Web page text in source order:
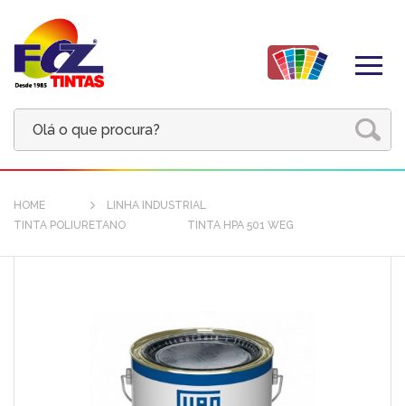
HOME
LINHA INDUSTRIAL
TINTA POLIURETANO
TINTA HPA 501 WEG